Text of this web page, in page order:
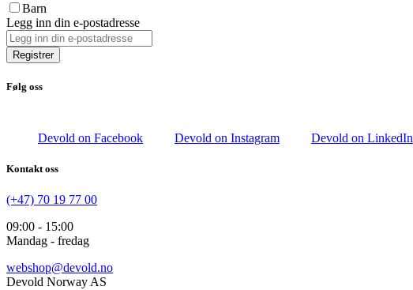
Barn
Legg inn din e-postadresse
Registrer
Følg oss
Devold on Facebook Devold on Instagram Devold on LinkedIn
Kontakt oss
(+47) 70 19 77 00
09:00 - 15:00
Mandag - fredag
webshop@devold.no
Devold Norway AS